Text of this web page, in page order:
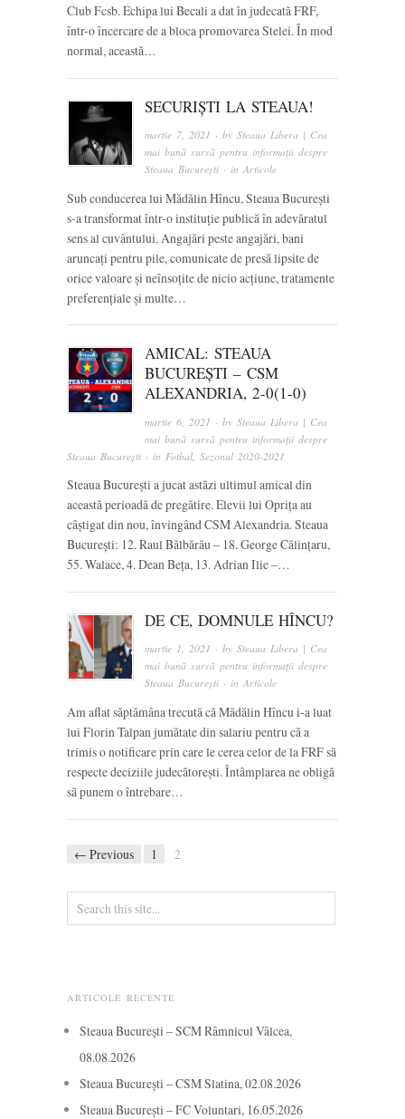
Club Fcsb. Echipa lui Becali a dat în judecată FRF,
într-o încercare de a bloca promovarea Stelei. În mod
normal, această…
SECURIȘTI LA STEAUA!
martie 7, 2021 · bySteaua Libera | Cea
mai bună sursă pentru informații despre
Steaua București · inArticole
Sub conducerea lui Mădălin Hîncu, Steaua București
s-a transformat într-o instituție publică în adevăratul
sens al cuvântului. Angajări peste angajări, bani
aruncați pentru pile, comunicate de presă lipsite de
orice valoare și neînsoțite de nicio acțiune, tratamente
preferențiale și multe…
AMICAL: STEAUA
BUCUREȘTI – CSM
ALEXANDRIA, 2-0(1-0)
martie 6, 2021 · bySteaua Libera | Cea
mai bună sursă pentru informații despre
Steaua București · in Fotbal Sezonul 2020-2021
Steaua București a jucat astăzi ultimul amical din
această perioadă de pregătire. Elevii lui Oprița au
câștigat din nou, învingând CSM Alexandria. Steaua
București: 12. Raul Bălbărău – 18. George Călințaru,
55. Walace, 4. Dean Beța, 13. Adrian Ilie –…
DE CE, DOMNULE HÎNCU?
martie 1, 2021 · bySteaua Libera | Cea
mai bună sursă pentru informații despre
Steaua București · inArticole
Am aflat săptămâna trecută că Mădălin Hîncu i-a luat
lui Florin Talpan jumătate din salariu pentru că a
trimis o notificare prin care le cerea celor de la FRF să
respecte deciziile judecătorești. Întâmplarea ne obligă
să punem o întrebare…
← Previous 1 2
ARTICOLE RECENTE
Steaua București – SCM Râmnicul Vâlcea,
08.08.2026
Steaua București – CSM Slatina, 02.08.2026
Steaua București – FC Voluntari, 16.05.2026